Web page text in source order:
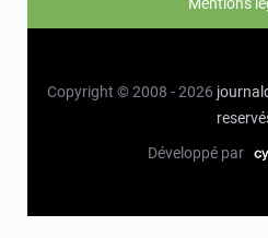
Copyright © 2008 - 2026
Développé par